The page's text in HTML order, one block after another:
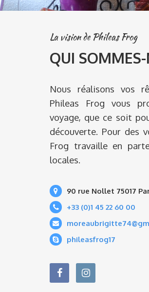
La vision de Phileas Frog
QUI
Nous réalisons vos
Phileas Frog vous
voyage, que ce soit
découverte. Pour des
Frog travaille en
locales.
90 rue Nollet 75017
+33 (0)1 45 22 60 00
phileasfrog17